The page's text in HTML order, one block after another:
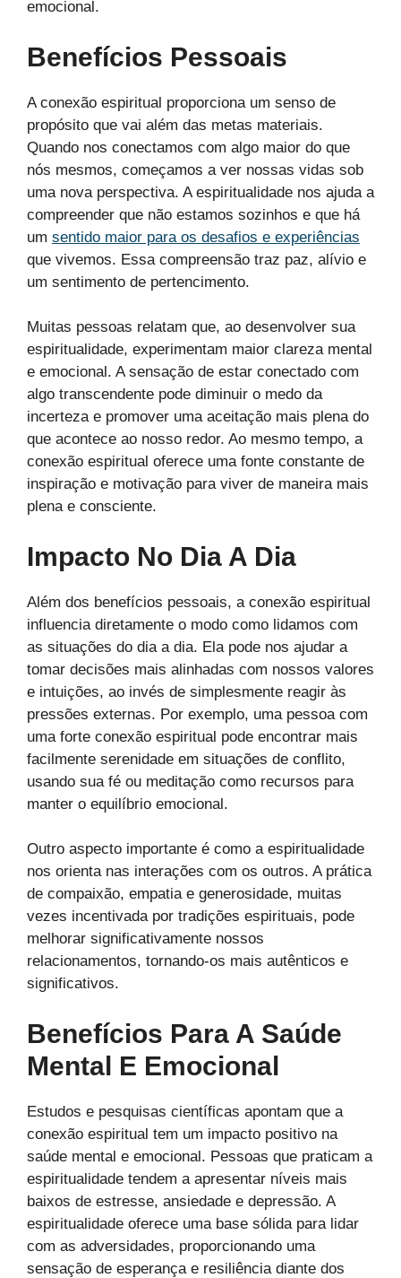
emocional.
Benefícios Pessoais
A conexão espiritual proporciona um senso de
propósito que vai além das metas materiais.
Quando nos conectamos com algo maior do que
nós mesmos, começamos a ver nossas vidas sob
uma nova perspectiva. A espiritualidade nos ajuda a
compreender que não estamos sozinhos e que há
um sentido maior para os desafios e experiências
que vivemos. Essa compreensão traz paz, alívio e
um sentimento de pertencimento.
Muitas pessoas relatam que, ao desenvolver sua
espiritualidade, experimentam maior clareza mental
e emocional. A sensação de estar conectado com
algo transcendente pode diminuir o medo da
incerteza e promover uma aceitação mais plena do
que acontece ao nosso redor. Ao mesmo tempo, a
conexão espiritual oferece uma fonte constante de
inspiração e motivação para viver de maneira mais
plena e consciente.
Impacto No Dia A Dia
Além dos benefícios pessoais, a conexão espiritual
influencia diretamente o modo como lidamos com
as situações do dia a dia. Ela pode nos ajudar a
tomar decisões mais alinhadas com nossos valores
e intuições, ao invés de simplesmente reagir às
pressões externas. Por exemplo, uma pessoa com
uma forte conexão espiritual pode encontrar mais
facilmente serenidade em situações de conflito,
usando sua fé ou meditação como recursos para
manter o equilíbrio emocional.
Outro aspecto importante é como a espiritualidade
nos orienta nas interações com os outros. A prática
de compaixão, empatia e generosidade, muitas
vezes incentivada por tradições espirituais, pode
melhorar significativamente nossos
relacionamentos, tornando-os mais autênticos e
significativos.
Benefícios Para A Saúde
Mental E Emocional
Estudos e pesquisas científicas apontam que a
conexão espiritual tem um impacto positivo na
saúde mental e emocional. Pessoas que praticam a
espiritualidade tendem a apresentar níveis mais
baixos de estresse, ansiedade e depressão. A
espiritualidade oferece uma base sólida para lidar
com as adversidades, proporcionando uma
sensação de esperança e resiliência diante dos